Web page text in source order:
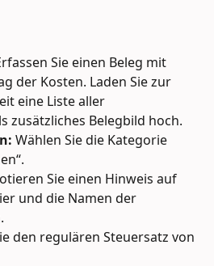
Sie einen Beleg mit
der Kosten. Laden Sie zur
eine Liste aller
zusätzliches Belegbild hoch.
Wählen Sie die Kategorie
Sie einen Hinweis auf
und die Namen der
den regulären Steuersatz von